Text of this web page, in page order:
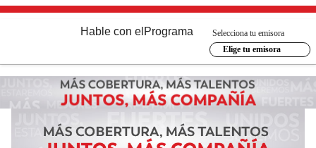
Hable con el Programa
Selecciona tu emisora
Elige tu emisora